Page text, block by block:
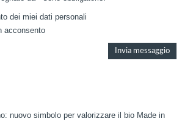
dei miei dati personali
acconsento
nuovo simbolo per valorizzare il bio Made in